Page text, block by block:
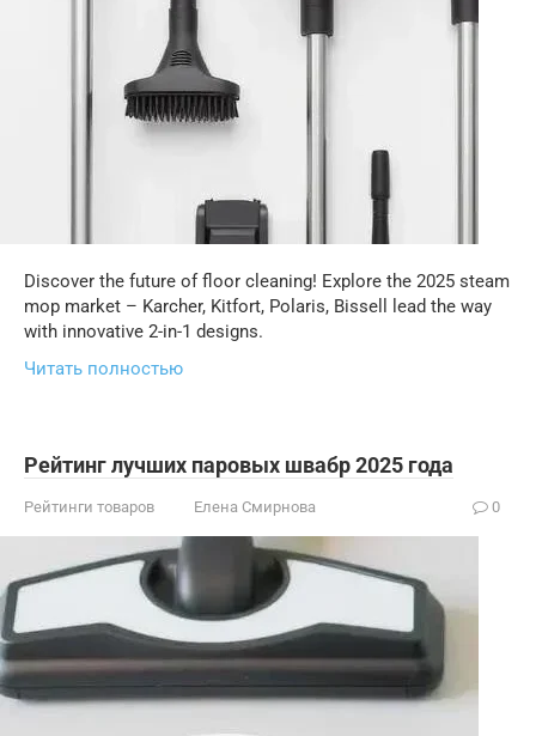
Discover the future of floor cleaning! Explore the 2025 steam
mop market – Karcher, Kitfort, Polaris, Bissell lead the way
with innovative 2-in-1 designs.
Читать полностью
Рейтинг лучших паровых швабр 2025 года
Рейтинги товаров Елена Смирнова 0